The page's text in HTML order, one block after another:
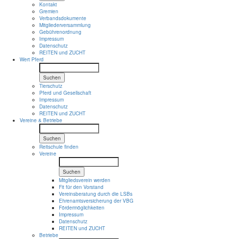
Kontakt
Gremien
Verbandsdokumente
Mitgliederversammlung
Gebührenordnung
Impressum
Datenschutz
REITEN und ZUCHT
Wert Pferd
Suchen
Tierschutz
Pferd und Gesellschaft
Impressum
Datenschutz
REITEN und ZUCHT
Vereine & Betriebe
Suchen
Reitschule finden
Vereine
Suchen
Mitgliedsverein werden
Fit für den Vorstand
Vereinsberatung durch die LSBs
Ehrenamtsversicherung der VBG
Fördermöglichkeiten
Impressum
Datenschutz
REITEN und ZUCHT
Betriebe